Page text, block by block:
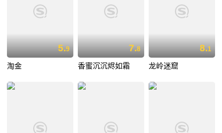
5.9
淘金
7.8
香蜜沉沉烬如霜
8.1
龙岭迷窟